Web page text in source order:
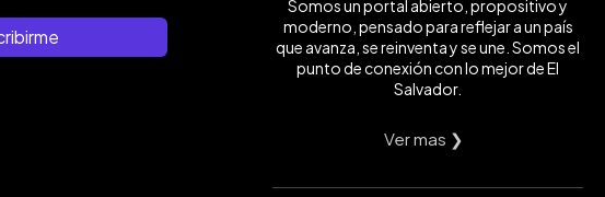
Somos un portal abierto, propositivo y
moderno, pensado para reflejar a un país
que avanza, se reinventa y se une. Somos el
punto de conexión con lo mejor de El
Salvador.
Ver mas ❯